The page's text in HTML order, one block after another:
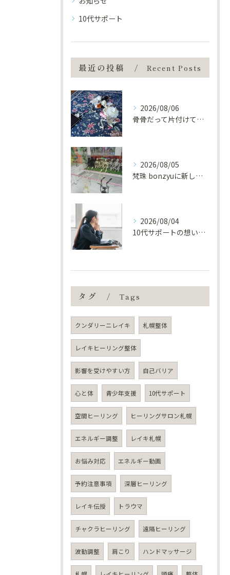
10代サポート
最近の投稿 Recent Posts
2026/08/06
骨骨だって片付けてるんだから！！
2026/08/05
梵珠 bonzyuに新しい仲間が増えました。
2026/08/04
10代サポートの想いを、もう一度形にしました
タグ Tags
クンダリーニレイキ 札幌整体
レイキヒーリング整体
影響を受けやすい方 自己バリア
心と体 青少年支援 10代サポート
空間ヒーリング ヒーリングサロン札幌
エネルギー調整 レイキ札幌
お悩み対応 エネルギー動画
予約注意事項 深層ヒーリング
レイキ伝授 トラウマ
チャクラヒーリング 遠隔ヒーリング
波動調整 肩こり ハンドマッサージ